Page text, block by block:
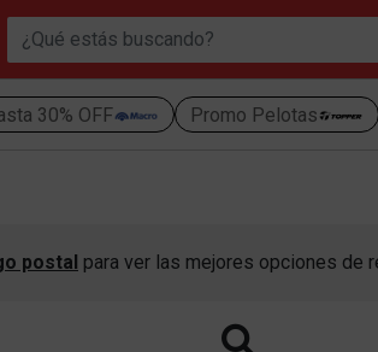
30% OFF Promo Pelotas
postal para ver las mejores opciones de